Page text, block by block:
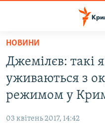
Перейти
основного
матеріалу
Перейти
до
основної
ВОДА.КРИМ
БЛОГИ
НОВИНИ
Джемілєв: такі
уживаються з
режимом у
03 квітень 2017, 14:42